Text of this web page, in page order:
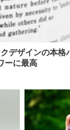
デザインの本格
ーに最高